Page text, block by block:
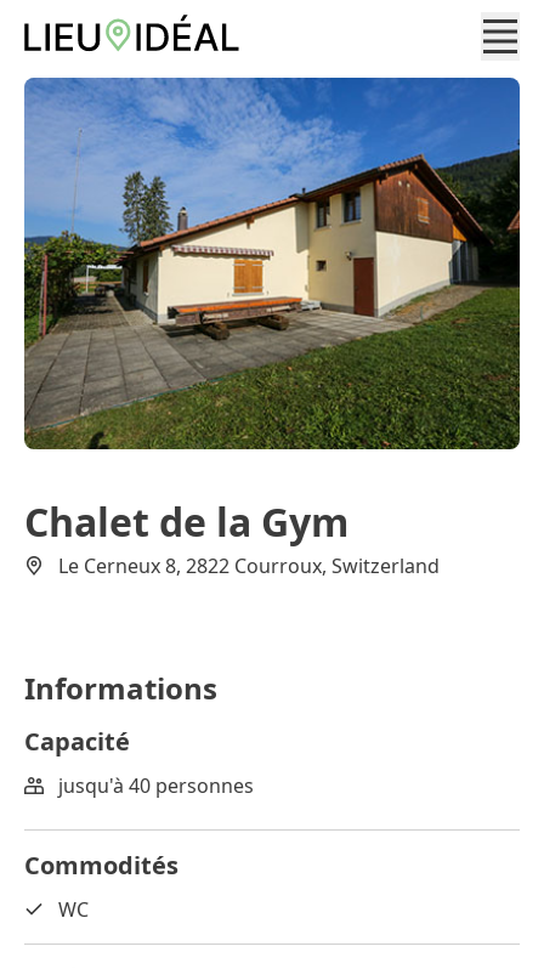
Chalet de la Gym
Le Cerneux 8, 2822 Courroux, Switzerland
Informations
Capacité
jusqu'à 40 personnes
Commodités
WC